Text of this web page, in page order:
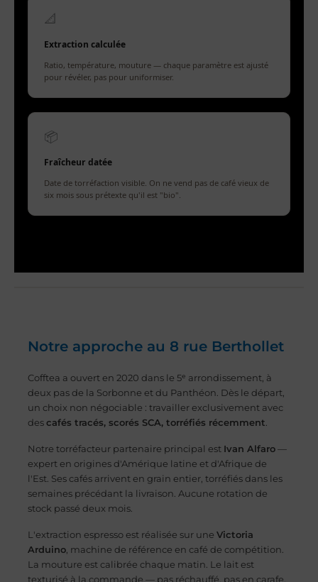
📐
Extraction calculée
Ratio, température, mouture — chaque paramètre est ajusté
pour révéler, pas pour uniformiser.
📦
Fraîcheur datée
Date de torréfaction visible. On ne vend pas de café vieux de
six mois sous prétexte qu'il est "bio".
Notre approche au 8 rue Berthollet
Cofftea a ouvert en 2020 dans le 5ᵉ arrondissement, à
deux pas de la Sorbonne et du Panthéon. Dès le départ,
un choix non négociable : travailler exclusivement avec
descafés tracés, scorés SCA, torréfiés récemment
Notre torréfacteur partenaire principal est Ivan Alfaro —
expert en origines d'Amérique latine et d'Afrique de
l'Est. Ses cafés arrivent en grain entier, torréfiés dans les
semaines précédant la livraison. Aucune rotation de
stock passé deux mois.
L'extraction espresso est réalisée sur uneVictoria
Arduino , machine de référence en café de compétition.
La mouture est calibrée chaque matin. Le lait est
texturisé à la commande — pas réchauffé, pas en carafe.